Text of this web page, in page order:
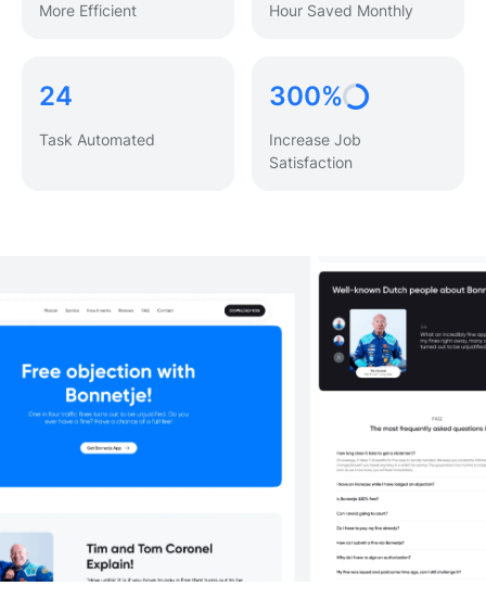
More Efficient Hour Saved Monthly
24
Task Automated
300%
Increase Job
Satisfaction